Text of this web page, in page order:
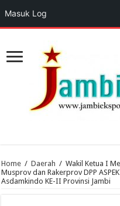
Home / Daerah / Wakil Ketua I
Musprov dan Rakerprov DPP
Asdamkindo KE-II Provinsi Jambi
Masuk Log